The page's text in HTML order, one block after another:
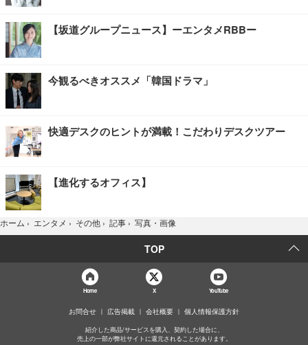
【坂道グループニュース】ーエンタメRBBー
今観るべきオススメ「韓国ドラマ」
快適デスクのヒントが満載！こだわりデスクツアー
【進化するオフィス】
ホーム › エンタメ › その他 › 記事 › 写真・画像
TOP
Home X YouTube
お問合せ 広告掲載 会社概要 個人情報保護方針
紹介した商品/サービスを購入、契約した場合に、
売上の一部が弊社サイトに還元されることがあります。